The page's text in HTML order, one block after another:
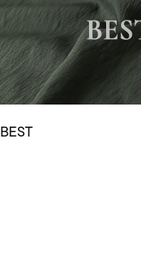
BEST